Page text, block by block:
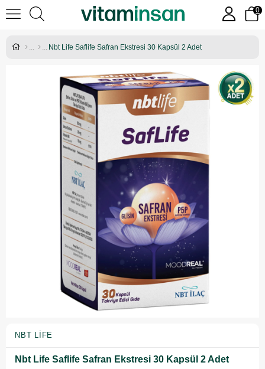
0
Nbt Life Saflife Safran Ekstresi 30 Kapsül 2 Adet
NBT LIFE
Nbt Life Saflife Safran Ekstresi 30 Kapsül 2 Adet